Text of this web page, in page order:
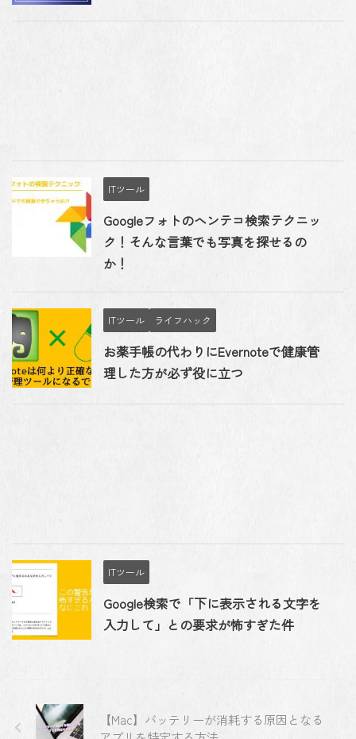
ITツール
Googleフォトのヘンテコ検索テクニッ
ク！そんな言葉でも写真を探せるの
か！
ITツール ライフハック
お薬手帳の代わりにEvernoteで健康管
理した方が必ず役に立つ
ITツール
Google検索で「下に表示される文字を
入力して」との要求が怖すぎた件
【Mac】バッテリーが消耗する原因となる